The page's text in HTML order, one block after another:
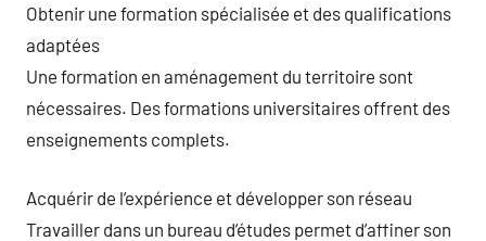
Obtenir une formation spécialisée et des qualifications
adaptées
Une formation en aménagement du territoire sont
nécessaires. Des formations universitaires offrent des
enseignements complets.
Acquérir de l’expérience et développer son réseau
Travailler dans un bureau d’études permet d’affiner son